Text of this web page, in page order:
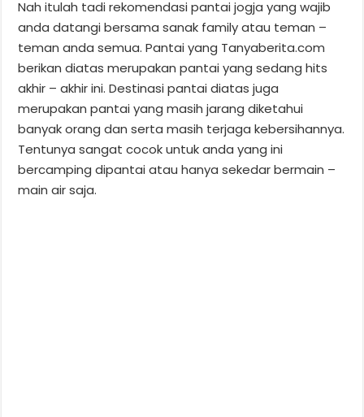
Nah itulah tadi rekomendasi pantai jogja yang wajib
anda datangi bersama sanak family atau teman –
teman anda semua. Pantai yang Tanyaberita.com
berikan diatas merupakan pantai yang sedang hits
akhir – akhir ini. Destinasi pantai diatas juga
merupakan pantai yang masih jarang diketahui
banyak orang dan serta masih terjaga kebersihannya.
Tentunya sangat cocok untuk anda yang ini
bercamping dipantai atau hanya sekedar bermain –
main air saja.